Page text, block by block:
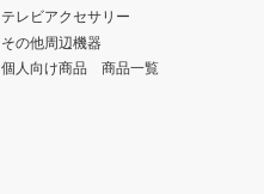
テレビアクセサリー
その他周辺機器
個人向け商品 商品一覧